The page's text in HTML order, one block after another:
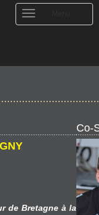
Toggle
navigation
de Bretagne à la
Co-